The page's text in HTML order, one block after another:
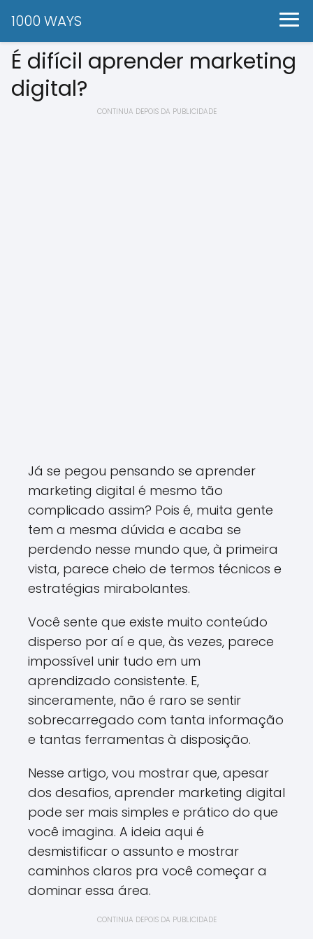
1000 WAYS
É difícil aprender marketing
digital?
CONTINUA DEPOIS DA PUBLICIDADE
Já se pegou pensando se aprender
marketing digital é mesmo tão
complicado assim? Pois é, muita gente
tem a mesma dúvida e acaba se
perdendo nesse mundo que, à primeira
vista, parece cheio de termos técnicos e
estratégias mirabolantes.
Você sente que existe muito conteúdo
disperso por aí e que, às vezes, parece
impossível unir tudo em um
aprendizado consistente. E,
sinceramente, não é raro se sentir
sobrecarregado com tanta informação
e tantas ferramentas à disposição.
Nesse artigo, vou mostrar que, apesar
dos desafios, aprender marketing digital
pode ser mais simples e prático do que
você imagina. A ideia aqui é
desmistificar o assunto e mostrar
caminhos claros pra você começar a
dominar essa área.
CONTINUA DEPOIS DA PUBLICIDADE